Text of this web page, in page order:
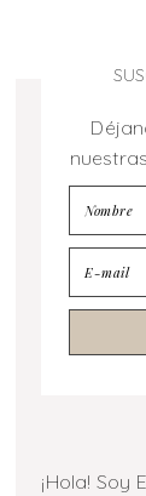
¡Hola! Soy